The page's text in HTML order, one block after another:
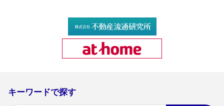
キーワードで探す